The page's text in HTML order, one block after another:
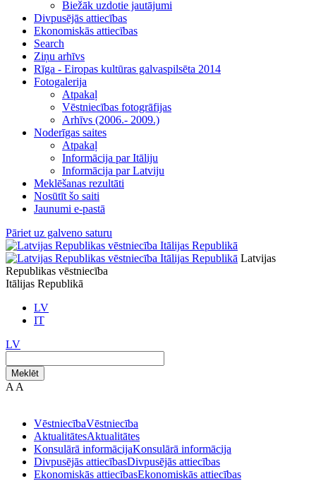
Biežāk uzdotie jautājumi
Divpusējās attiecības
Ekonomiskās attiecības
Search
Ziņu arhīvs
Rīga - Eiropas kultūras galvaspilsēta 2014
Fotogalerija
Atpakaļ
Vēstniecības fotogrāfijas
Arhīvs (2006.- 2009.)
Noderīgas saites
Atpakaļ
Informācija par Itāliju
Informācija par Latviju
Meklēšanas rezultāti
Nosūtīt šo saiti
Jaunumi e-pastā
Pāriet uz galveno saturu
Latvijas
Republikas vēstniecība
Itālijas Republikā
LV
IT
LV
Meklēt
A A
VēstniecībaVēstniecība
AktualitātesAktualitātes
Konsulārā informācijaKonsulārā informācija
Divpusējās attiecībasDivpusējās attiecības
Ekonomiskās attiecībasEkonomiskās attiecības